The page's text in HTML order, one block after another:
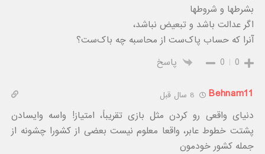
بشرطها و شروطها
اگر عدالت باشد و تبعیض نباشد،
آنرا که حساب پاک‌ست از محاسبه چه باک‌ست؟
0
0 پاسخ
Behnam11
دنیای واقعی رو کردن مثل بازی تقریباً، امتیاز! واسه وایسادن
پشتت خطوط عابر، واقعا معلوم نیست بعضی از کشورا چشونه از
جمله کشور خودمون